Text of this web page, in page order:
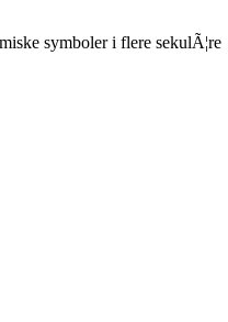
symboler i flere sekulÃ¦re